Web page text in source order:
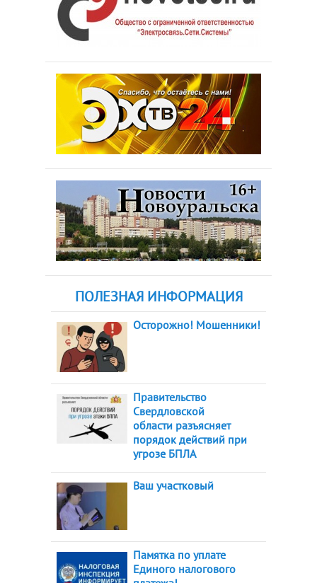
ПОЛЕЗНАЯ ИНФОРМАЦИЯ
Осторожно! Мошенники!
Правительство
Свердловской
области разъясняет
порядок действий при
угрозе БПЛА
Ваш участковый
Памятка по уплате
Единого налогового